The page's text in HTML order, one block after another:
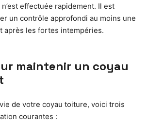
effectuée rapidement. Il est
un contrôle approfondi au moins une
après les fortes intempéries.
maintenir un coyau
de votre coyau toiture, voici trois
courantes :